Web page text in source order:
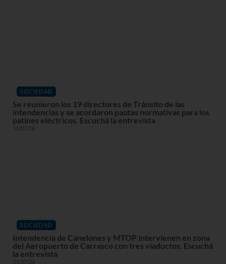
SOCIEDAD
Se reunieron los 19 directores de Tránsito de las
intendencias y se acordaron pautas normativas para los
patines eléctricos. Escuchá la entrevista
31/07/26
SOCIEDAD
Intendencia de Canelones y MTOP intervienen en zona
del Aeropuerto de Carrasco con tres viaductos. Escuchá
la entrevista
31/07/26